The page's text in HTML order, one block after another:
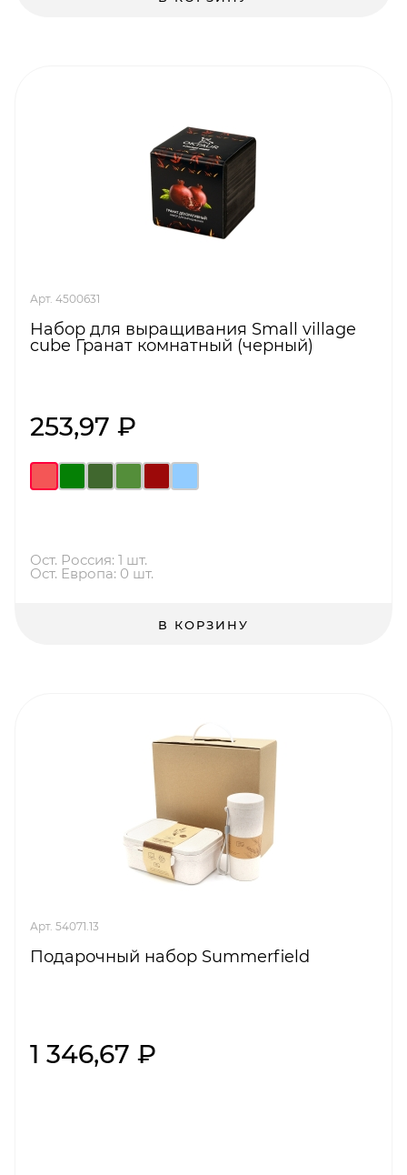
Арт. 4500631
Набор для выращивания Small village
cube Гранат комнатный (черный)
253,97 ₽
Ост. Россия: 1 шт.
Ост. Европа: 0 шт.
В КОРЗИНУ
Арт. 54071.13
Подарочный набор Summerfield
1 346,67 ₽